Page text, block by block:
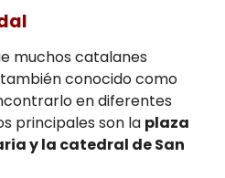
muchos catalanes
conocido como
en diferentes
principales son la plaza
y la catedral de San